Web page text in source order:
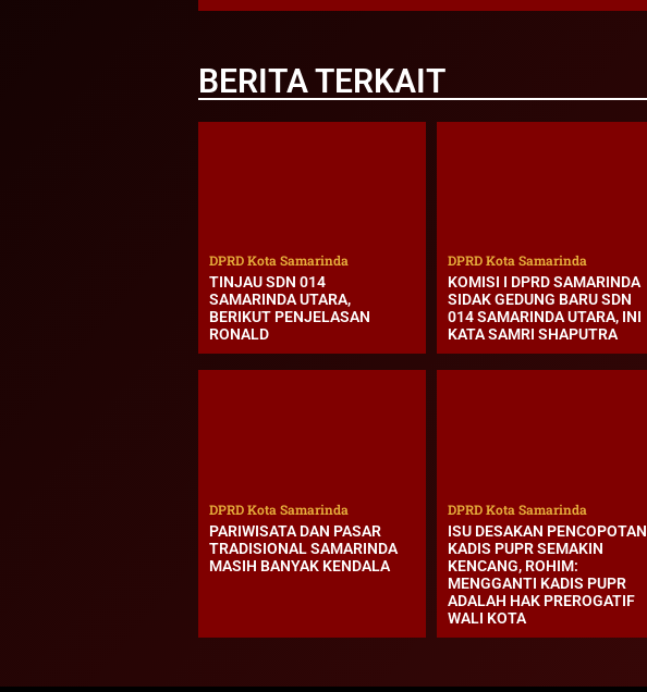
BERITA TERKAIT
DPRD Kota Samarinda
TINJAU SDN 014
SAMARINDA UTARA,
BERIKUT PENJELASAN
RONALD
DPRD Kota Samarinda
KOMISI I DPRD SAMARINDA
SIDAK GEDUNG BARU SDN
014 SAMARINDA UTARA, INI
KATA SAMRI SHAPUTRA
DPRD Kota Samarinda
PARIWISATA DAN PASAR
TRADISIONAL SAMARINDA
MASIH BANYAK KENDALA
DPRD Kota Samarinda
ISU DESAKAN PENCOPOTAN
KADIS PUPR SEMAKIN
KENCANG, ROHIM:
MENGGANTI KADIS PUPR
ADALAH HAK PREROGATIF
WALI KOTA